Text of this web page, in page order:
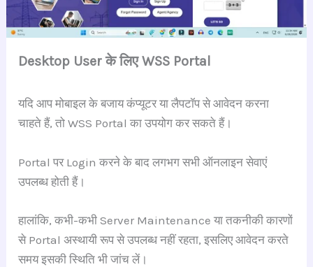
Desktop User के लिए WSS Portal
यदि आप मोबाइल के बजाय कंप्यूटर या लैपटॉप से आवेदन करना
चाहते हैं, तो WSS Portal का उपयोग कर सकते हैं।
Portal पर Login करने के बाद लगभग सभी ऑनलाइन सेवाएं
उपलब्ध होती हैं।
हालांकि, कभी-कभी Server Maintenance या तकनीकी कारणों
से Portal अस्थायी रूप से उपलब्ध नहीं रहता, इसलिए आवेदन करते
समय इसकी स्थिति भी जांच लें।